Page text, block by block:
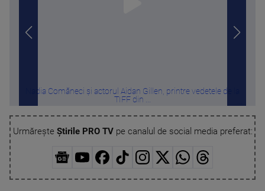
Nadia Comăneci și actorul Aidan Gillen, printre vedetele de la
TIFF din ...
Urmărește Știrile PRO TVpe canalul de social media preferat: